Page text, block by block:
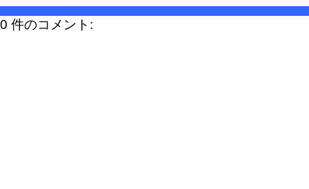
0 件のコメント: